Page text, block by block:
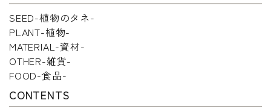
SEED-植物のタネ-
PLANT-植物-
MATERIAL-資材-
OTHER-雑貨-
FOOD-食品-
CONTENTS